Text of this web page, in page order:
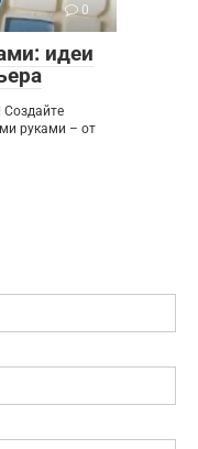
0
идеи
Создайте
руками – от